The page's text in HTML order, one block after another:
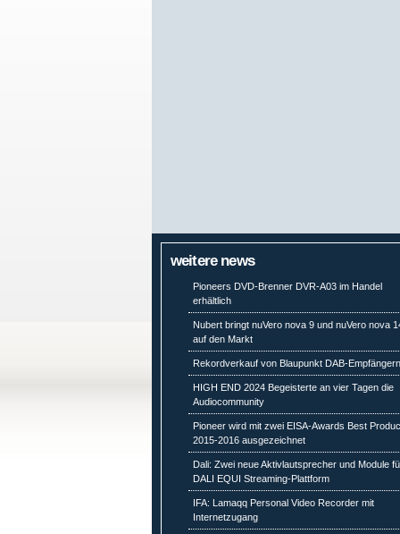
weitere news
Pioneers DVD-Brenner DVR-A03 im Handel
erhältlich
Nubert bringt nuVero nova 9 und nuVero nova
auf den Markt
Rekordverkauf von Blaupunkt DAB-
HIGH END 2024 Begeisterte an vier Tagen die
Audiocommunity
Pioneer wird mit zwei EISA-Awards Best
2015-2016 ausgezeichnet
Dali: Zwei neue Aktivlautsprecher und Module
DALI EQUI Streaming-Plattform
IFA: Lamaqq Personal Video Recorder mit
Internetzugang